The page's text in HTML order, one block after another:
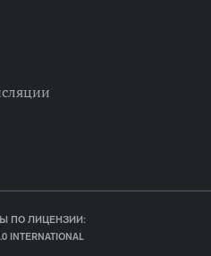
ПО ЛИЦЕНЗИИ:
INTERNATIONAL